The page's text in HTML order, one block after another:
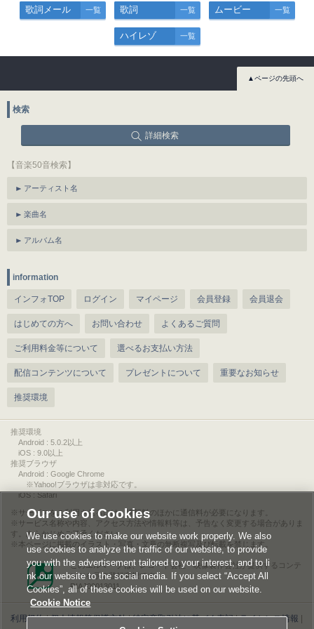
歌詞メール 一覧 歌詞 一覧 ムービー 一覧
ハイレゾ 一覧
▲ページの先頭へ
検索
詳細検索
【音楽50音検索】
アーティスト名
楽曲名
アルバム名
information
インフォTOP ログイン マイページ 会員登録 会員退会
はじめての方へ お問い合わせ よくあるご質問
ご利用料金等について 選べるお支払い方法
配信コンテンツについて プレゼントについて 重要なお知らせ
推奨環境
推奨環境
Android : 5.0.2以上
iOS : 9.0以上
推奨ブラウザ
Android : Google Chrome
※Yahoo!ブラウザは非対応です。
iOS : Safari
サービスをご利用されるには、情報料のほかに通信料が必要になります。
サービス名称や内容、アクセス方法や情報料等は、予告なく変更する場合がありま
す。あらかじめご了承ください。
本ページに掲載のイラスト・写真・文章の無断複写及び転載を禁じます。
このエルマークは、レコード会社・映像製作会社が提供するコンテ
ンツを示す登録商標です。
RIAJ00013011
利用規約|個人情報等保護方針|特定商取引法に基づく表記|ライセンス情報
Our use of Cookies
We use cookies to make our website work properly. We also
use cookies to analyze the traffic of our website, to provide
you with the advertisement tailored to your interest, and to li
nk our website to the social media. If you select “Accept All
Cookies”, all of these cookies will be used on our website.
Cookie Notice